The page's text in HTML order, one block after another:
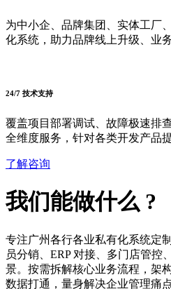
为中小企、品牌集团、实体工厂
化系统，助力品牌线上升级、业
24/7 技术支持
覆盖项目部署调试、故障极速排
全维度服务，针对各类开发产品
了解咨询
我们能做什么 ?
专注广州各行各业私有化系统定
员分销、ERP 对接、多门店管控
景。按需拆解核心业务流程，架
数据打通，量身解决企业管理痛